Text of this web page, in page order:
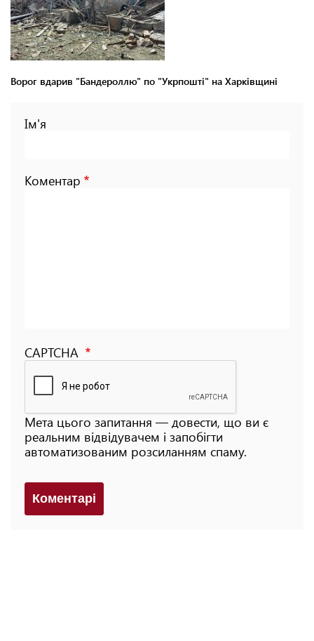
Ворог вдарив "Бандероллю" по "Укрпошті" на Харківщині
Ім'я
Коментар
CAPTCHA
Мета цього запитання — довести, що ви є
реальним відвідувачем і запобігти
автоматизованим розсиланням спаму.
Коментарi